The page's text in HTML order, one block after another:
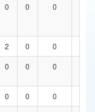
0 0 0
2 0 0
0 0 0
0 0 0